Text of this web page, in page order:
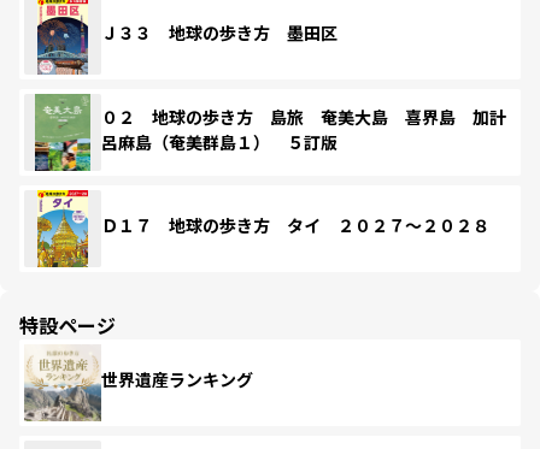
Ｊ３３ 地球の歩き方 墨田区
０２ 地球の歩き方 島旅 奄美大島 喜界島 加計
呂麻島（奄美群島１） ５訂版
Ｄ１７ 地球の歩き方 タイ ２０２７～２０２８
特設ページ
世界遺産ランキング